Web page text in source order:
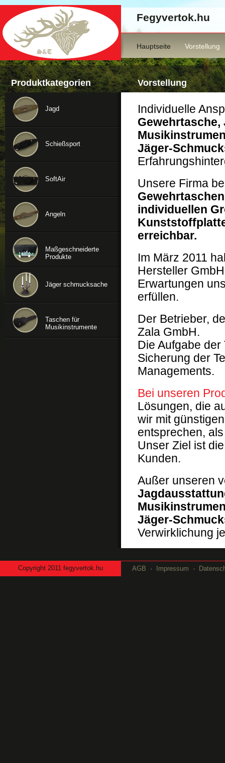
Fegyvertok.hu
Hauptseite Vorstellung
Produktkategorien Vorstellung
Jagd
Schießsport
SoftAir
Angeln
Maßgeschneiderte
Produkte
Jäger schmucksache
Taschen für
Musikinstrumente
Individuelle
Jäger-
Unsere Firma
individuellen
erreichbar.
Im März 2011
Hersteller
Erwartungen
erfüllen.
Der Betrieber,
Zala GmbH.
Die Aufgabe
Sicherung der
Managements.
Bei unseren
Lösungen, die
wir mit
entsprechen,
Unser Ziel ist
Kunden.
Außer unseren
Jäger-
Verwirklichung
Copyright 2011 fegyvertok.hu AGB Impressum